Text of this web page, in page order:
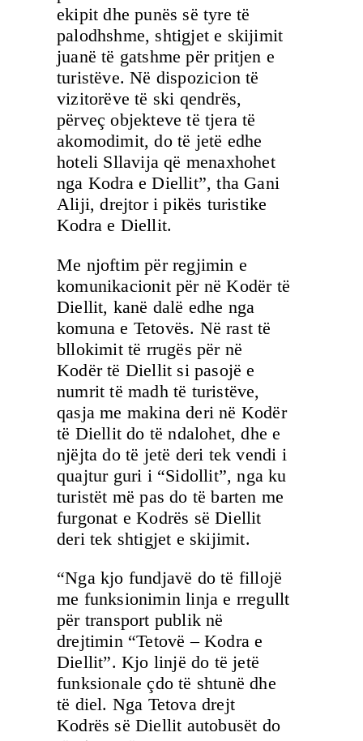
ekipit dhe punës së tyre të
palodhshme, shtigjet e skijimit
juanë të gatshme për pritjen e
turistëve. Në dispozicion të
vizitorëve të ski qendrës,
përveç objekteve të tjera të
akomodimit, do të jetë edhe
hoteli Sllavija që menaxhohet
nga Kodra e Diellit”, tha Gani
Aliji, drejtor i pikës turistike
Kodra e Diellit.
Me njoftim për regjimin e
komunikacionit për në Kodër të
Diellit, kanë dalë edhe nga
komuna e Tetovës. Në rast të
bllokimit të rrugës për në
Kodër të Diellit si pasojë e
numrit të madh të turistëve,
qasja me makina deri në Kodër
të Diellit do të ndalohet, dhe e
njëjta do të jetë deri tek vendi i
quajtur guri i “Sidollit”, nga ku
turistët më pas do të barten me
furgonat e Kodrës së Diellit
deri tek shtigjet e skijimit.
“Nga kjo fundjavë do të fillojë
me funksionimin linja e rregullt
për transport publik në
drejtimin “Tetovë – Kodra e
Diellit”. Kjo linjë do të jetë
funksionale çdo të shtunë dhe
të diel. Nga Tetova drejt
Kodrës së Diellit autobusët do